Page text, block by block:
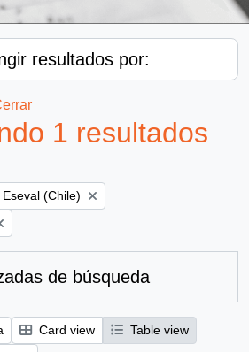
resultados por:
1 resultados
(Chile)
de búsqueda
Card view
Table view